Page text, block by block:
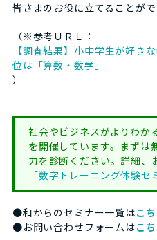
皆さまのお役に立てることがで
（※参考ＵＲＬ：
【調査結果】小中学生が好き
位は「算数・数学」
）
社会やビジネスがよりわか
を開催しています。まずは
力を診断ください。詳細
「数字トレーニング体験セ
●和からのセミナー一覧はこ
●お問い合わせフォームはこ